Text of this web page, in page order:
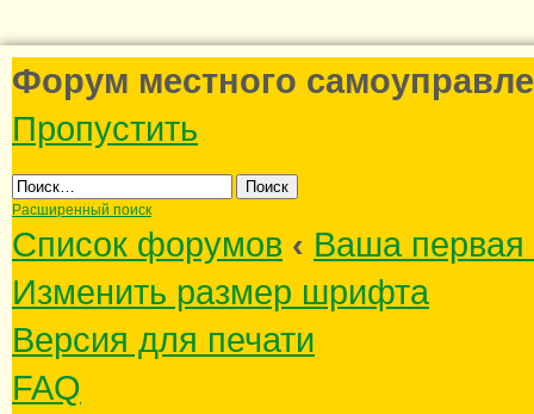
Форум местного
Пропустить
Расширенный поиск
Список форумов ‹ Ваша первая
Изменить размер шрифта
Версия для печати
FAQ